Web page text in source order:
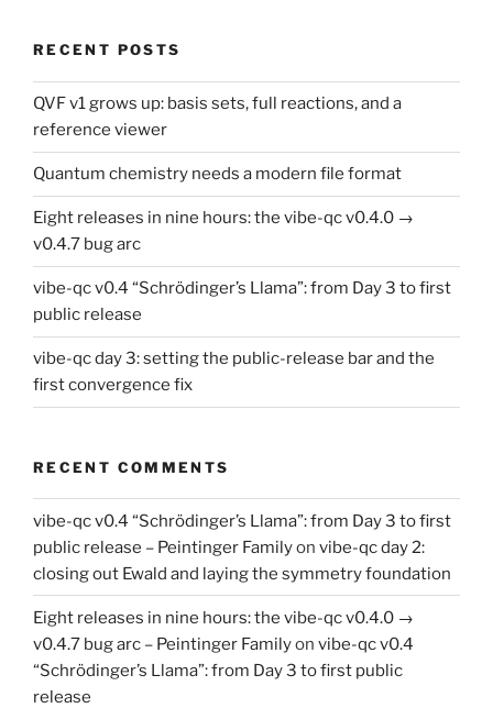
RECENT POSTS
QVF v1 grows up: basis sets, full reactions, and a
reference viewer
Quantum chemistry needs a modern file format
Eight releases in nine hours: the vibe-qc v0.4.0 →
v0.4.7 bug arc
vibe-qc v0.4 “Schrödinger’s Llama”: from Day 3 to first
public release
vibe-qc day 3: setting the public-release bar and the
first convergence fix
RECENT COMMENTS
vibe-qc v0.4 “Schrödinger’s Llama”: from Day 3 to first
public release – Peintinger Familyon vibe-qc day 2:
closing out Ewald and laying the symmetry foundation
Eight releases in nine hours: the vibe-qc v0.4.0 →
v0.4.7 bug arc – Peintinger Familyon vibe-qc v0.4
“Schrödinger’s Llama”: from Day 3 to first public
release